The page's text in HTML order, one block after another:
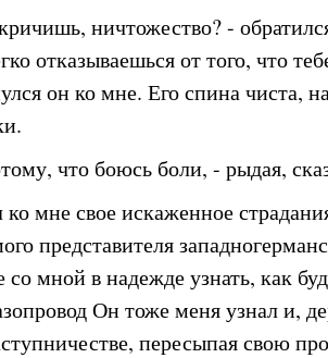
ничтожество? -
отказываешься от того, что
он ко мне. Его спина чиста,
что боюсь боли, - рыдая,
мне свое искаженное
представителя
со мной в надежде узнать, как
Он тоже меня узнал и,
пересыпая свою